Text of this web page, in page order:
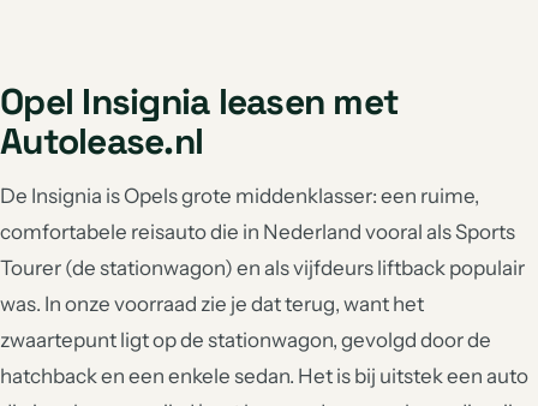
Opel Insignia leasen met
Autolease.nl
De Insignia is Opels grote middenklasser: een ruime,
comfortabele reisauto die in Nederland vooral als Sports
Tourer (de stationwagon) en als vijfdeurs liftback populair
was. In onze voorraad zie je dat terug, want het
zwaartepunt ligt op de stationwagon, gevolgd door de
hatchback en een enkele sedan. Het is bij uitstek een auto